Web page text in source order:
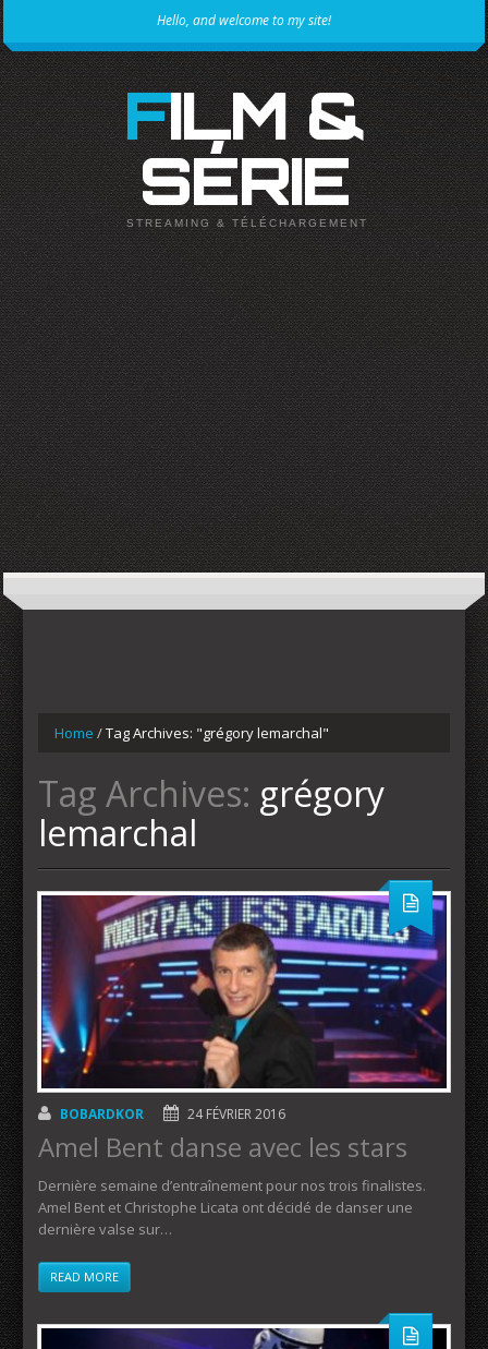
Hello, and welcome to my site!
FILM &
SÉRIE
STREAMING & TÉLÉCHARGEMENT
Home /Tag Archives: "grégory lemarchal"
Tag Archives: grégory
lemarchal
BOBARDKOR 24 FÉVRIER 2016
Amel Bent danse avec les stars
Dernière semaine d’entraînement pour nos trois finalistes.
Amel Bent et Christophe Licata ont décidé de danser une
dernière valse sur…
READ MORE